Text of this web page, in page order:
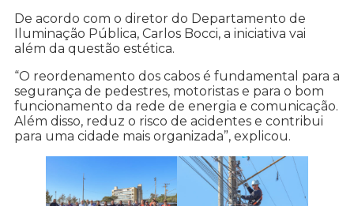
De acordo com o diretor do Departamento de
Iluminação Pública, Carlos Bocci, a iniciativa vai
além da questão estética.
“O reordenamento dos cabos é fundamental para a
segurança de pedestres, motoristas e para o bom
funcionamento da rede de energia e comunicação.
Além disso, reduz o risco de acidentes e contribui
para uma cidade mais organizada”, explicou.